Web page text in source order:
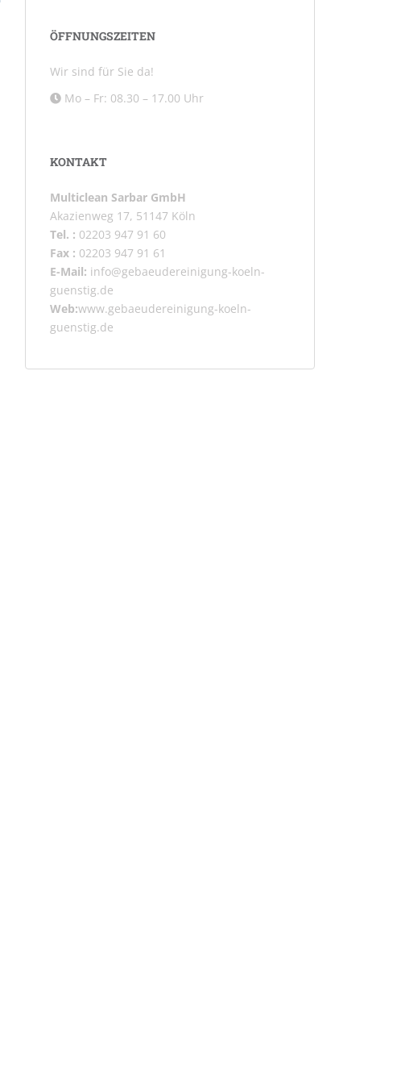
ÖFFNUNGSZEITEN
Wir sind für Sie da!
Mo – Fr: 08.30 – 17.00 Uhr
KONTAKT
Multiclean Sarbar GmbH
Akazienweg 17, 51147 Köln
Tel. : 02203 947 91 60
Fax : 02203 947 91 61
E-Mail: info@gebaeudereinigung-koeln-
guenstig.de
Web:www.gebaeudereinigung-koeln-
guenstig.de